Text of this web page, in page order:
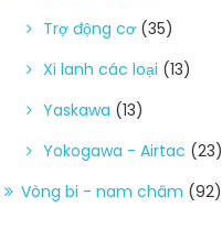
Trợ động cơ (35)
Xi lanh các loại (13)
Yaskawa (13)
Yokogawa - Airtac (23)
Vòng bi - nam châm (92)